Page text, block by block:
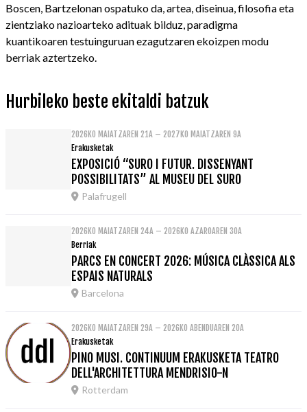
Boscen, Bartzelonan ospatuko da, artea, diseinua, filosofia eta
zientziako nazioarteko adituak bilduz, paradigma
kuantikoaren testuinguruan ezagutzaren ekoizpen modu
berriak aztertzeko.
Hurbileko beste ekitaldi batzuk
2026KO MAIATZAREN 21A – 2027KO MAIATZAREN 9A
Erakusketak
EXPOSICIÓ “SURO I FUTUR. DISSENYANT
POSSIBILITATS” AL MUSEU DEL SURO
Palafrugell
2026KO MAIATZAREN 24A – 2026KO AZAROAREN 30A
Berriak
PARCS EN CONCERT 2026: MÚSICA CLÀSSICA ALS
ESPAIS NATURALS
Barcelona
2026KO MAIATZAREN 29A – 2026KO ABENDUAREN 20A
Erakusketak
PINO MUSI. CONTINUUM ERAKUSKETA TEATRO
DELL'ARCHITETTURA MENDRISIO-N
Rotterdam